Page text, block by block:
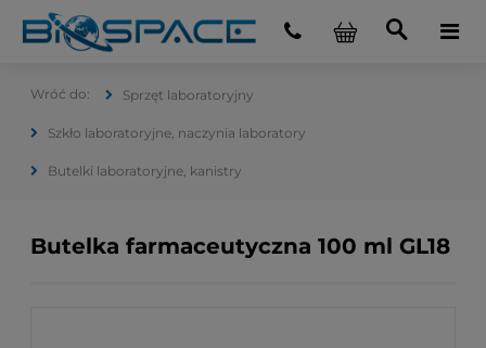
Sprzęt laboratoryjny
Szkło laboratoryjne, naczynia laboratory
Butelki laboratoryjne, kanistry
Butelka farmaceutyczna 100 ml GL18